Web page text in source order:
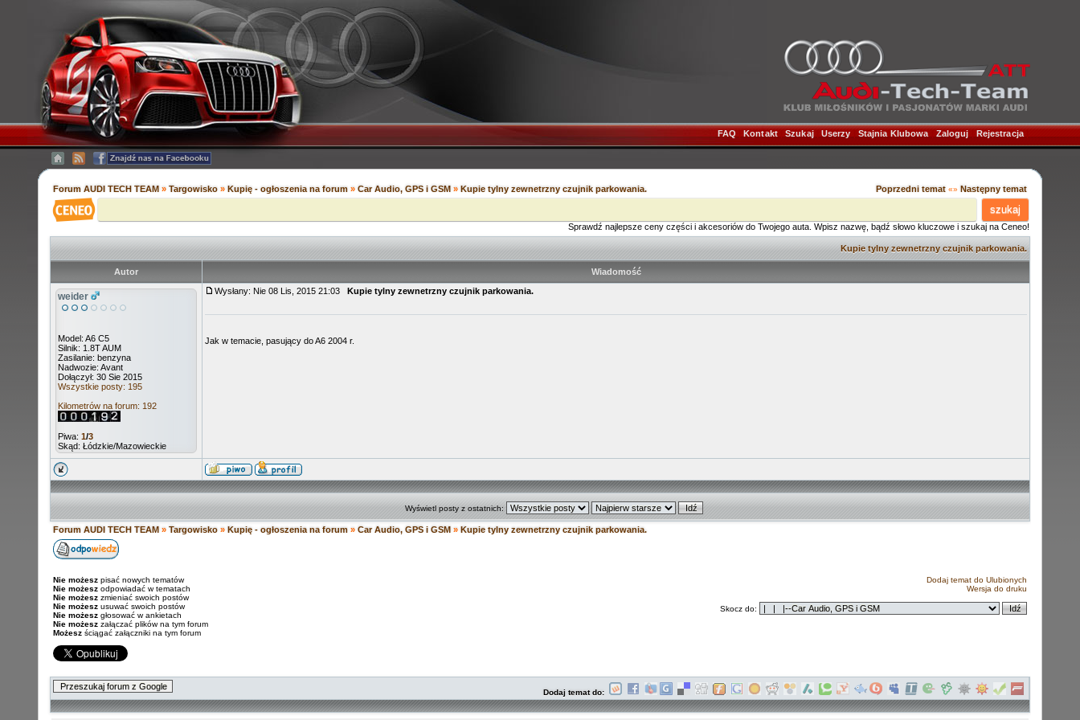
FAQ |Kontakt| Szukaj| Userzy Stajnia Klubowa Zaloguj Rejestracja
Forum AUDI TECH TEAM » Targowisko » Kupię - ogłoszenia na forum » Car Audio, GPS i GSM » Kupie tylny zewnetrzny czujnik parkowania. Poprzedni temat «» Następny temat
szukaj
Sprawdź najlepsze ceny części i akcesoriów do Twojego auta. Wpisz nazwę, bądź słowo kluczowe i szukaj na Ceneo!
Kupie tylny zewnetrzny czujnik parkowania.
Autor Wiadomość
weider
Model: A6 C5
Silnik: 1.8T AUM
Zasilanie: benzyna
Nadwozie: Avant
Dołączył: 30 Sie 2015
Wszystkie posty: 195
Kilometrów na forum: 192
Piwa: 1/3
Skąd: Łódzkie/Mazowieckie
Wysłany: Nie 08 Lis, 2015 21:03 Kupie tylny zewnetrzny czujnik parkowania.
Jak w temacie, pasujący do A6 2004 r.
Wyświetl posty z ostatnich:
Forum AUDI TECH TEAM » Targowisko » Kupię - ogłoszenia na forum » Car Audio, GPS i GSM » Kupie tylny zewnetrzny czujnik parkowania.
Nie możesz pisać nowych tematów
Nie możesz odpowiadać w tematach
Nie możesz zmieniać swoich postów
Nie możesz usuwać swoich postów
Nie możesz głosować w ankietach
Nie możesz załączać plików na tym forum
Możesz ściągać załączniki na tym forum
Dodaj temat do Ulubionych
Wersja do druku
Skocz do:
Dodaj temat do: